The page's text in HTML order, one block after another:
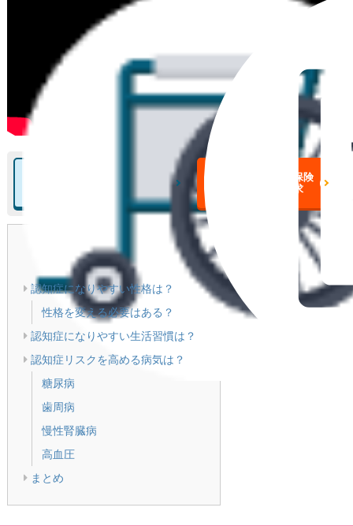
介護・認知症保険
一括資料請求
目次 [閉じる
認知症になりやすい性格は？
性格を変える必要はある？
認知症になりやすい生活習慣は？
認知症リスクを高める病気は？
糖尿病
歯周病
慢性腎臓病
高血圧
まとめ